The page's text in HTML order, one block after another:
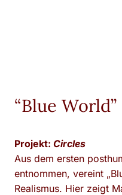
“Blue World”
Projekt: Circles
Aus dem ersten
entnommen, vereint
Realismus. Hier zeigt